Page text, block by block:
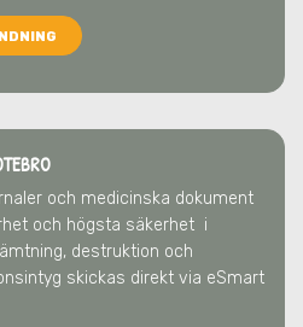
och medicinska dokument
och högsta säkerhet i
destruktion och
skickas direkt via eSmart